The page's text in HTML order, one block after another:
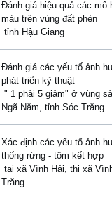
Đánh giá hiệu quả các mô
màu trên vùng đất phèn
tỉnh Hậu Giang
Đánh giá các yếu tố ảnh
phát triển kỹ thuật
" 1 phải 5 giảm" ở vùng
Ngã Năm, tỉnh Sóc Trăng
Xác định các yếu tố ảnh
thống rừng - tôm kết hợp
tại xã Vĩnh Hải, thị xã
Trăng